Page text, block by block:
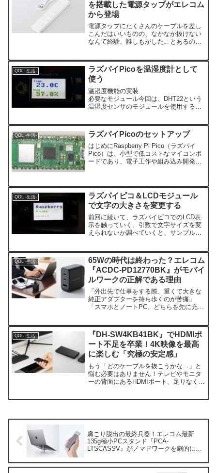
を搭載した電源タップがエレコム
から登場
電源タップにたくさんのケーブルを差し
こんだはいいものの、なかなか抜けない
なんて経験、誰しもがしたことあるので
発売されます。出典：エレコムHP【新
品/予約受付】イージーリ...
QOL -生活-
ラズパイPicoを温湿度計として
使う
温湿度機能の実装
必要なモジュール今回は、DHT22という
温湿度センサのモジュールを使用する。
続する必要がある。今回は信号線を
4pin(GP2)に...
QOL -生活- ラズパイPicoのセットアップ
はじめにRaspberry Pi Pico（ラズパイ
Pico）は、小型で低コストなマイコンボ
ードであり、電子工作や組み込み開発に
をわかりやすく説明します。【 送料無...
QOL -生活-
ラズパイピコ＆LCDモジュール
で文字の大きさを変更する
前回に続いて、ラズパイピコでのLCD表
示を触っていく。引数で文字サイズを変
えられないか調べていくと、サンプルコ
していないとのこと。ということで、少
しコードを変え...
QOL -生活-
65Wの時代は終わった？エレコム
『ACDC-PD12770BK』がモバイ
ルワークの正解である理由
「外出先で仕事をする際、重くて大きな
純正アダプターを持ち歩くのが苦痛」
「スマホとノートPC、どちらを先に充電
のノートPCは高性能化が進み、特に
MacBook Proのよ...
QOL -生活-
『DH-SW4KB41BK』でHDMIポ
ート不足を卒業！4K映像を最高
に楽しむ「究極の安定感」
もう「どのケーブルを抜こうかな…」と
悩む必要はありません！テレビやモニタ
ーの背面にあるHDMIポート、足りなくて
肩こり脱出の最終兵器！エレコム最新
135g極小PCスタンド『PCA-
LTSCASSV』がノマドワークを劇的に変